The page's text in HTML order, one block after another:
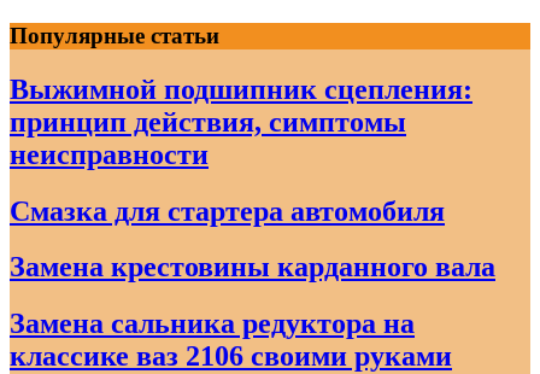
Skip
to
content
Популярные статьи
Выжимной подшипник сцепления:
принцип действия, симптомы
неисправности
Смазка для стартера автомобиля
Замена крестовины карданного вала
Замена сальника редуктора на
классике ваз 2106 своими руками